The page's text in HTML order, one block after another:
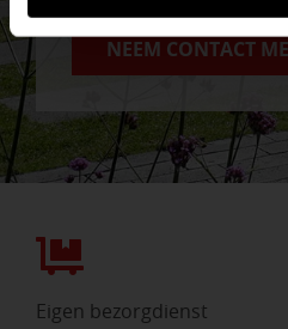
NEEM CONTACT
Eigen bezorgdienst